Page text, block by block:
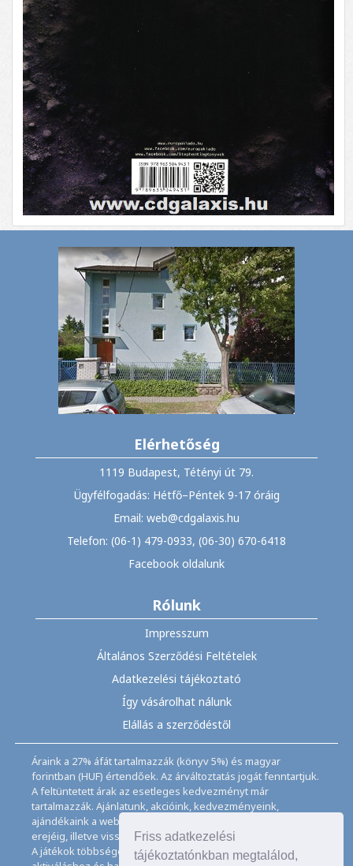
Friss adatkezelési
tájékoztatónkban megtalálod,
Elérhetőség
1119 Budapest, Tétényi út 79.
Ügyfélfogadás: Hétfő–Péntek 9-17 óráig
Email: web@cdgalaxis.hu
Telefon: (06-1) 479-0933, (06-30) 670-6418
Facebook oldalunk
Rólunk
Impresszum
Általános Szerződési Feltételek
Adatkezelési tájékoztató
Így vásárolhat nálunk
Elállás a szerződéstől
Áraink a 27% áfát tartalmazzák (könyv 5%) és magyar
forintban (HUF) értendőek. Az árváltoztatás jogát fenntartjuk.
A feltüntetett árak az esetleges kedvezményt már
tartalmazzák. Ajánlatunk, akcióink, kedvezményeink,
ajándékaink a webáruházban feltüntetett ideig, a készletek
erejéig, illetve visszavonásig érvényesek.
A játékok többségéhez angol nyelvismeret illetve az